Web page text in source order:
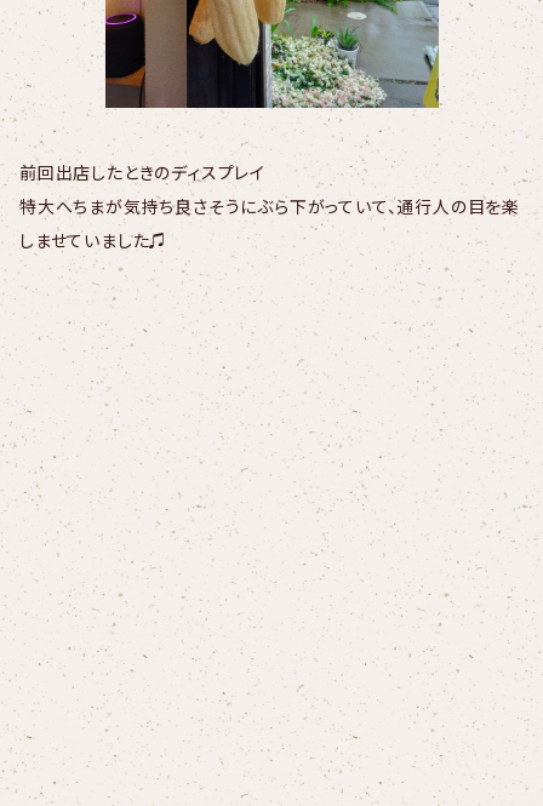
前回出店したときのディスプレイ
特大へちまが気持ち良さそうにぶら下がっていて、通行人の目を楽
しませていました♫